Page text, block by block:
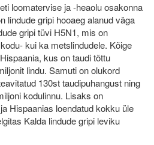
loomatervise ja -heaolu osakonna
lindude gripi hooaeg alanud väga
gripi tüvi H5N1, mis on
kui ka metslindudele. Kõige
kus on taudi tõttu
lindu. Samuti on olukord
130st taudipuhangust ning
kodulinnu. Lisaks on
Hispaanias loendatud kokku üle
Kalda lindude gripi leviku